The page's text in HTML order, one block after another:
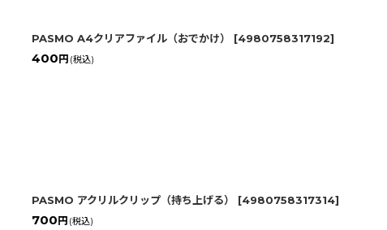
絞り込む
PASMO A4クリアファイル（おでかけ） [4980758317192]
400 円 (税込)
PASMO アクリルクリップ（持ち上げる） [4980758317314]
700 円 (税込)